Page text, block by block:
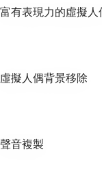
富有表現力的虛擬人
虛擬人偶背景移除
聲音複製